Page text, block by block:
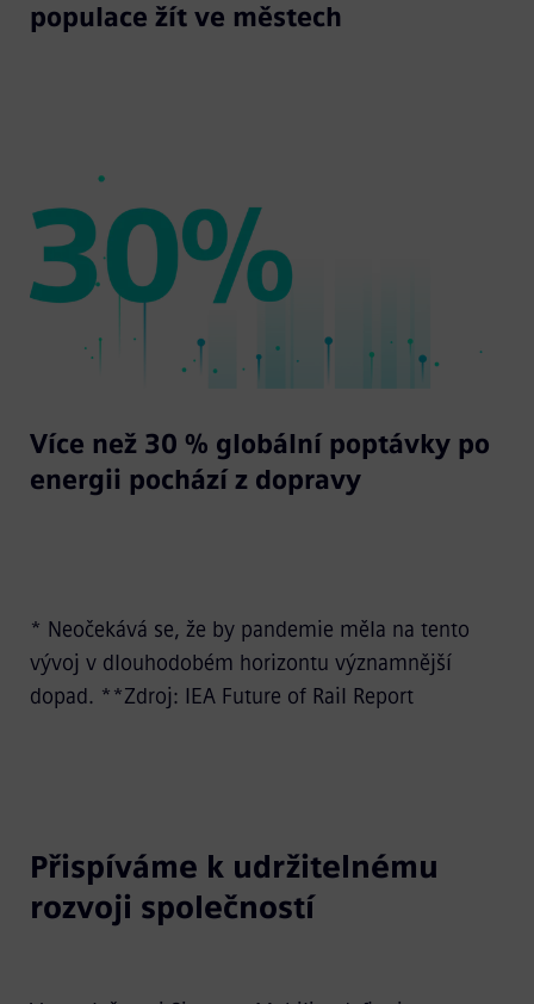
populace žít ve městech
Více než 30 % globální poptávky po
energii pochází z dopravy
* Neočekává se, že by pandemie měla na tento
vývoj v dlouhodobém horizontu významnější
dopad. **Zdroj: IEA Future of Rail Report
Přispíváme k udržitelnému
rozvoji společností